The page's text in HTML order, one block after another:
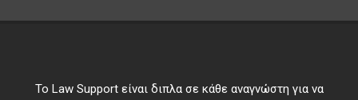
Το Law Support είναι διπλα σε κάθε αναγνώστη για να